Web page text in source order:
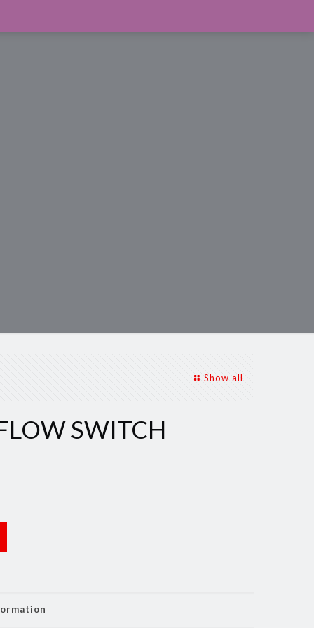
Show all
SWITCH